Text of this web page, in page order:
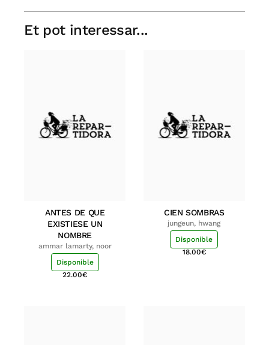
Et pot interessar...
ANTES DE QUE
EXISTIESE UN
NOMBRE
ammar lamarty, noor
Disponible
22.00€
CIEN SOMBRAS
jungeun, hwang
Disponible
18.00€